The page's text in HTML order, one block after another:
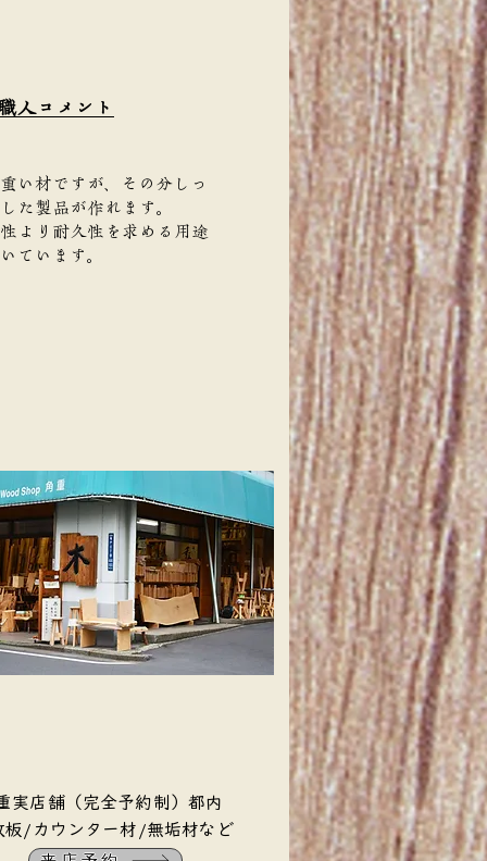
人コメント
い材ですが、その分しっ
た製品が作れます。
より耐久性を求める用途
ています。
実店舗（完全予約制）都内
板/カウンター材/無垢材など